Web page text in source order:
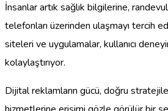
İnsanlar artık sağlık bilgilerine,
telefonları üzerinden ulaşmayı tercih
siteleri ve uygulamalar, kullanıcı
kolaylaştırıyor.
Dijital reklamların gücü, doğru